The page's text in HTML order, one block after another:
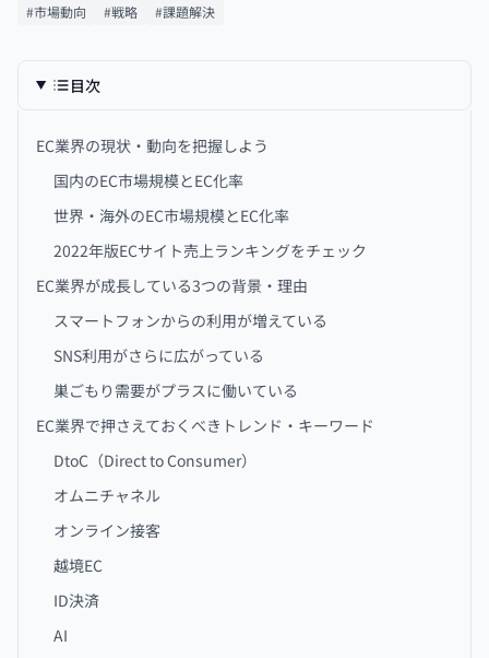
#市場動向 #戦略 #課題解決
目次
EC業界の現状・動向を把握しよう
国内のEC市場規模とEC化率
世界・海外のEC市場規模とEC化率
2022年版ECサイト売上ランキングをチェック
EC業界が成長している3つの背景・理由
スマートフォンからの利用が増えている
SNS利用がさらに広がっている
巣ごもり需要がプラスに働いている
EC業界で押さえておくべきトレンド・キーワード
DtoC（Direct to Consumer）
オムニチャネル
オンライン接客
越境EC
ID決済
AI